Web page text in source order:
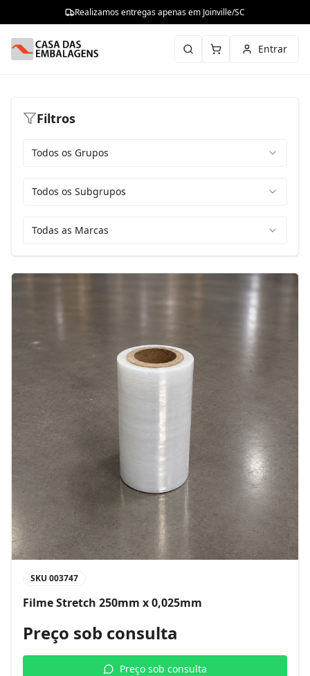
Realizamos entregas apenas em Joinville/SC
Entrar
Filtros
Todos os Grupos
Todos os Subgrupos
Todas as Marcas
SKU 003747
Filme Stretch 250mm x 0,025mm
Preço sob consulta
Preço sob consulta